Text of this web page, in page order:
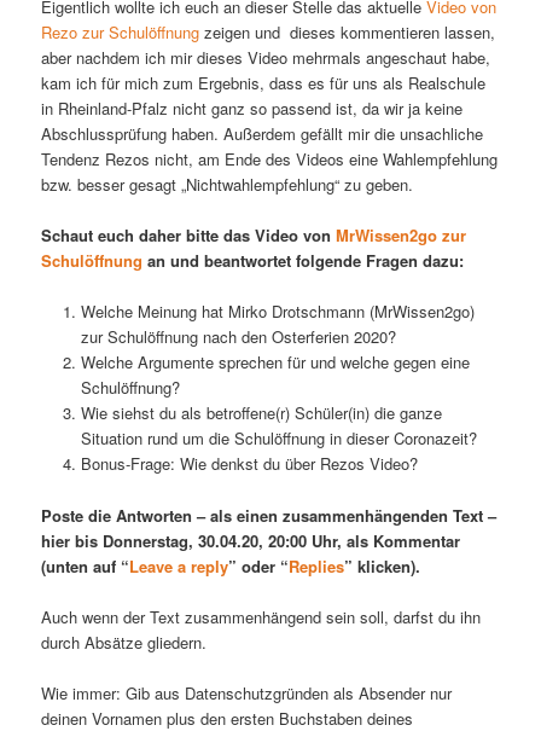
Eigentlich wollte ich euch an dieser Stelle das aktuelleVideo von
Rezo zur Schulöffnung zeigen und dieses kommentieren lassen,
aber nachdem ich mir dieses Video mehrmals angeschaut habe,
kam ich für mich zum Ergebnis, dass es für uns als Realschule
in Rheinland-Pfalz nicht ganz so passend ist, da wir ja keine
Abschlussprüfung haben. Außerdem gefällt mir die unsachliche
Tendenz Rezos nicht, am Ende des Videos eine Wahlempfehlung
bzw. besser gesagt „Nichtwahlempfehlung“ zu geben.
Schaut euch daher bitte das Video vonMrWissen2go zur
Schulöffnung an und beantwortet folgende Fragen dazu:
Welche Meinung hat Mirko Drotschmann (MrWissen2go)
zur Schulöffnung nach den Osterferien 2020?
Welche Argumente sprechen für und welche gegen eine
Schulöffnung?
Wie siehst du als betroffene(r) Schüler(in) die ganze
Situation rund um die Schulöffnung in dieser Coronazeit?
Bonus-Frage: Wie denkst du über Rezos Video?
Poste die Antworten – als einen zusammenhängenden Text –
hier bis Donnerstag, 30.04.20, 20:00 Uhr, als Kommentar
(unten auf “Leave a reply” oder “Replies” klicken).
Auch wenn der Text zusammenhängend sein soll, darfst du ihn
durch Absätze gliedern.
Wie immer: Gib aus Datenschutzgründen als Absender nur
deinen Vornamen plus den ersten Buchstaben deines